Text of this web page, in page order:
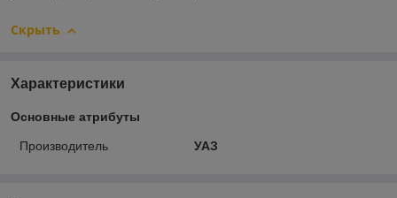
Скрыть
Характеристики
Основные атрибуты
Производитель УАЗ